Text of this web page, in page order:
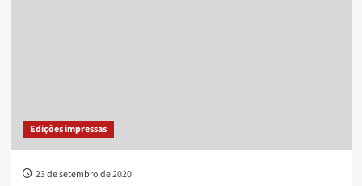
Edições impressas
23 de setembro de 2020